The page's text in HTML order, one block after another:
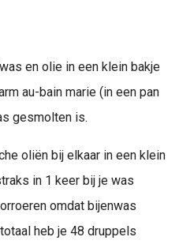
en olie in een klein bakje
au-bain marie (in een pan
gesmolten is.
oliën bij elkaar in een klein
in 1 keer bij je was
omdat bijenwas
heb je 48 druppels